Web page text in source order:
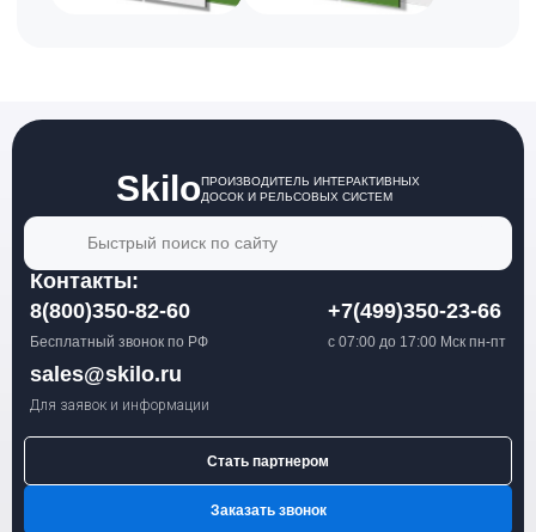
SkiloПРОИЗВОДИТЕЛЬ ИНТЕРАКТИВНЫХ
ДОСОК И РЕЛЬСОВЫХ СИСТЕМ
Быстрый поиск по сайту
Контакты:
8(800)350-82-60
Бесплатный звонок по РФ
+7(499)350-23-66
с 07:00 до 17:00 Мск пн-пт
sales@skilo.ru
Для заявок и информации
Стать партнером
Заказать звонок